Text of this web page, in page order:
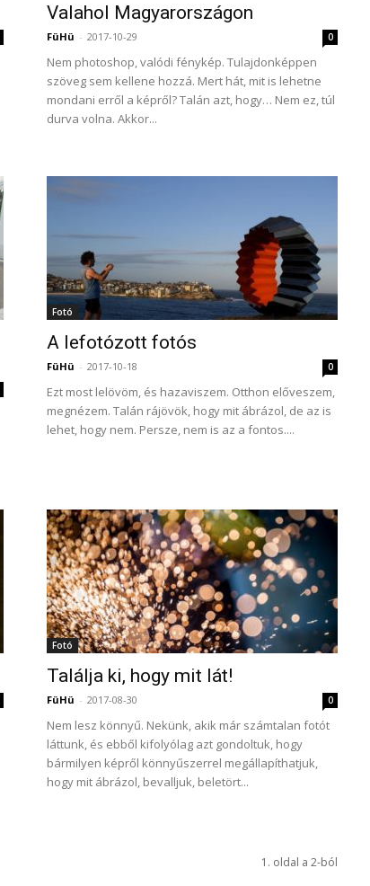
Valahol Magyarországon
FüHü - 2017-10-29 0
Nem photoshop, valódi fénykép. Tulajdonképpen
szöveg sem kellene hozzá. Mert hát, mit is lehetne
mondani erről a képről? Talán azt, hogy… Nem ez, túl
durva volna. Akkor...
Fotó
A lefotózott fotós
FüHü - 2017-10-18 0
Ezt most lelövöm, és hazaviszem. Otthon előveszem,
megnézem. Talán rájövök, hogy mit ábrázol, de az is
lehet, hogy nem. Persze, nem is az a fontos....
Fotó
Találja ki, hogy mit lát!
FüHü - 2017-08-30 0
Nem lesz könnyű. Nekünk, akik már számtalan fotót
láttunk, és ebből kifolyólag azt gondoltuk, hogy
bármilyen képről könnyűszerrel megállapíthatjuk,
hogy mit ábrázol, bevalljuk, beletört...
1. oldal a 2-ból